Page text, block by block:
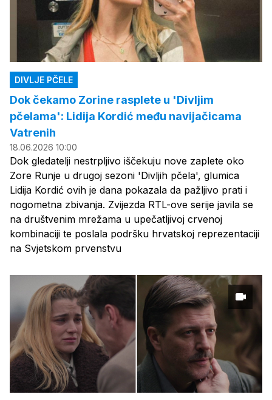
DIVLJE PČELE
Dok čekamo Zorine rasplete u 'Divljim
pčelama': Lidija Kordić među navijačicama
Vatrenih
18.06.2026 10:00
Dok gledatelji nestrpljivo iščekuju nove zaplete oko
Zore Runje u drugoj sezoni 'Divljih pčela', glumica
Lidija Kordić ovih je dana pokazala da pažljivo prati i
nogometna zbivanja. Zvijezda RTL-ove serije javila se
na društvenim mrežama u upečatljivoj crvenoj
kombinaciji te poslala podršku hrvatskoj reprezentaciji
na Svjetskom prvenstvu